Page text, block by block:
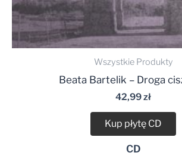
Wszystkie Produkty
Beata Bartelik – Droga
42,99zł
Kup płytę CD
CD